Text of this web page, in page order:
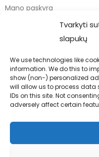
Tvarkyti
slapukų
We use technologies like
information. We do this to
show (non-) personalized
will allow us to process
IDs on this site. Not
adversely affect certain
Mano paskyra
Kontaktai
info@bodyfoodas.lt
+370 600 77017